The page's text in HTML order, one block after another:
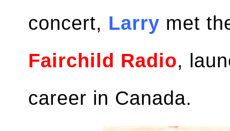
concert, Larry met
Fairchild Radio,
career in Canada.